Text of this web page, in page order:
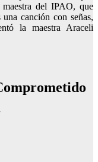
del IPAO, que
canción con señas,
la maestra Araceli